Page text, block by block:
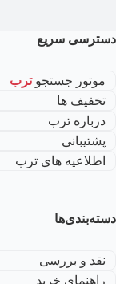
دسترسی سریع
موتور جستجوترب
تخفیف ها
درباره ترب
پشتیبانی
اطلاعیه های ترب
دسته‌بندی‌ها
نقد و بررسی
راهنمای خرید